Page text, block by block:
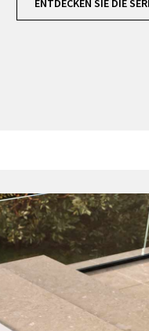
ENTDECKEN SIE DIE